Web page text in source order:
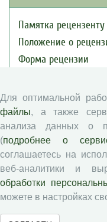
Памятка рецензенту
Положение о
Форма рецензии
Журналы ВолНЦ
Экономические и
Проблемы
Вопросы
Социальное
Юный экономист
АгроЗооТехника
Для оптимальной
файлы, а также
анализа данных о
(подробнее о
соглашаетесь на
веб-аналитики и
обработки
можете в настройках